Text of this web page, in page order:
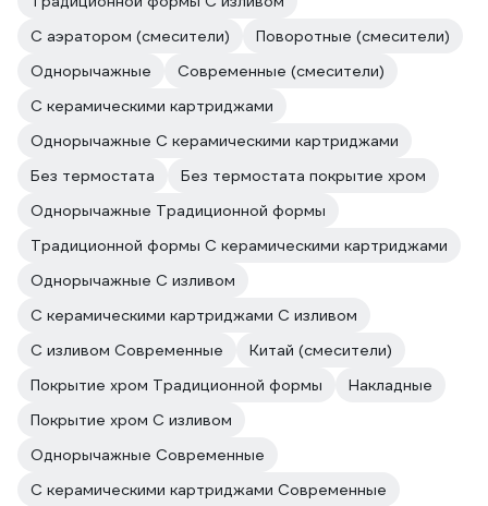
С аэратором (смесители)
Поворотные (смесители)
Однорычажные
Современные (смесители)
С керамическими картриджами
Однорычажные С керамическими картриджами
Без термостата
Без термостата покрытие хром
Однорычажные Традиционной формы
Традиционной формы С керамическими картриджами
Однорычажные С изливом
С керамическими картриджами С изливом
С изливом Современные
Китай (смесители)
Покрытие хром Традиционной формы
Накладные
Покрытие хром С изливом
Однорычажные Современные
С керамическими картриджами Современные